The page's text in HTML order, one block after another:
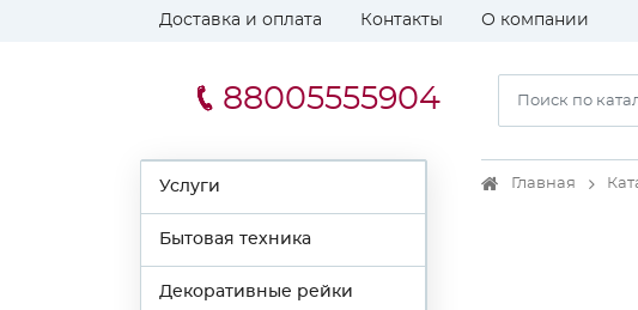
Доставка и оплата Контакты О компании
88005555904
Услуги
Бытовая техника
Декоративные рейки
Главная